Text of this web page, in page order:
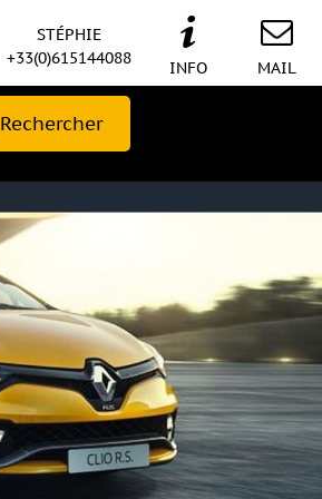
MAIL
INFO
STÉPHIE
+33(0)615144088
Rechercher